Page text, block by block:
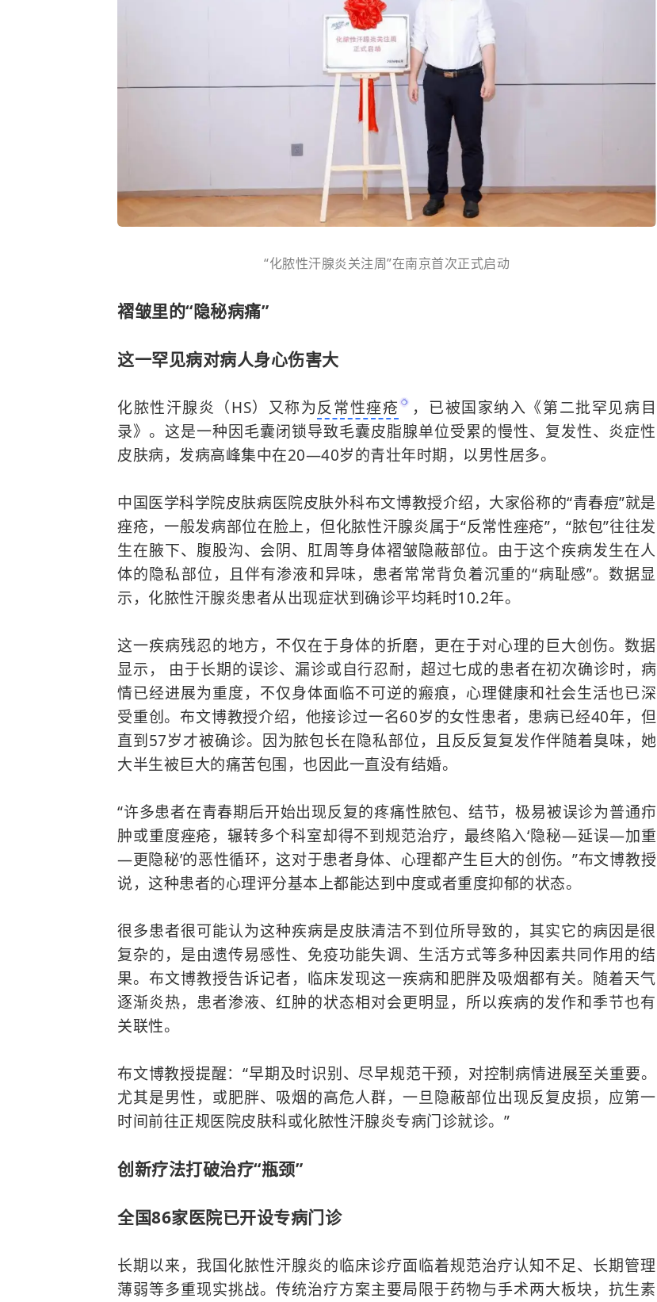
“化脓性汗腺炎关注周”在南京首次正式启动
褶皱里的“隐秘病痛”
这一罕见病对病人身心伤害大
化脓性汗腺炎（HS）又称为反常性痤疮
，已被国家纳入《第二批罕见病目
录》。这是一种因毛囊闭锁导致毛囊皮脂腺单位受累的慢性、复发性、炎症性
皮肤病，发病高峰集中在20—40岁的青壮年时期，以男性居多。
中国医学科学院皮肤病医院皮肤外科布文博教授介绍，大家俗称的“青春痘”就是
痤疮，一般发病部位在脸上，但化脓性汗腺炎属于“反常性痤疮”，“脓包”往往发
生在腋下、腹股沟、会阴、肛周等身体褶皱隐蔽部位。由于这个疾病发生在人
体的隐私部位，且伴有渗液和异味，患者常常背负着沉重的“病耻感”。数据显
示，化脓性汗腺炎患者从出现症状到确诊平均耗时10.2年。
这一疾病残忍的地方，不仅在于身体的折磨，更在于对心理的巨大创伤。数据
显示， 由于长期的误诊、漏诊或自行忍耐，超过七成的患者在初次确诊时，病
情已经进展为重度，不仅身体面临不可逆的瘢痕，心理健康和社会生活也已深
受重创。布文博教授介绍，他接诊过一名60岁的女性患者，患病已经40年，但
直到57岁才被确诊。因为脓包长在隐私部位，且反反复复发作伴随着臭味，她
大半生被巨大的痛苦包围，也因此一直没有结婚。
“许多患者在青春期后开始出现反复的疼痛性脓包、结节，极易被误诊为普通疖
肿或重度痤疮，辗转多个科室却得不到规范治疗，最终陷入‘隐秘—延误—加重
—更隐秘’的恶性循环，这对于患者身体、心理都产生巨大的创伤。”布文博教授
说，这种患者的心理评分基本上都能达到中度或者重度抑郁的状态。
很多患者很可能认为这种疾病是皮肤清洁不到位所导致的，其实它的病因是很
复杂的，是由遗传易感性、免疫功能失调、生活方式等多种因素共同作用的结
果。布文博教授告诉记者，临床发现这一疾病和肥胖及吸烟都有关。随着天气
逐渐炎热，患者渗液、红肿的状态相对会更明显，所以疾病的发作和季节也有
关联性。
布文博教授提醒：“早期及时识别、尽早规范干预，对控制病情进展至关重要。
尤其是男性，或肥胖、吸烟的高危人群，一旦隐蔽部位出现反复皮损，应第一
时间前往正规医院皮肤科或化脓性汗腺炎专病门诊就诊。”
创新疗法打破治疗“瓶颈”
全国86家医院已开设专病门诊
长期以来，我国化脓性汗腺炎的临床诊疗面临着规范治疗认知不足、长期管理
薄弱等多重现实挑战。传统治疗方案主要局限于药物与手术两大板块，抗生素